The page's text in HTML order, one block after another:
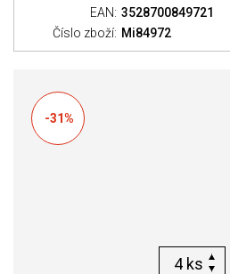
EAN: 3528700849721
Číslo zboží: Mi84972
-31%
ks